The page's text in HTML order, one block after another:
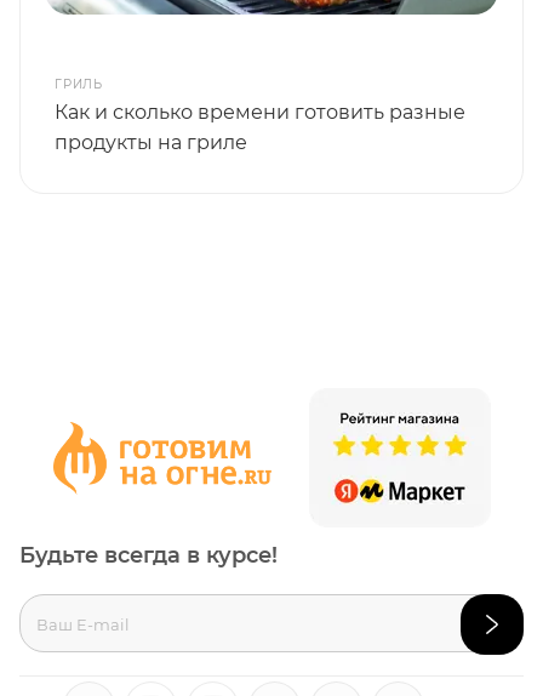
ГРИЛЬ
Как и сколько времени готовить разные
продукты на гриле
Будьте всегда в курсе!